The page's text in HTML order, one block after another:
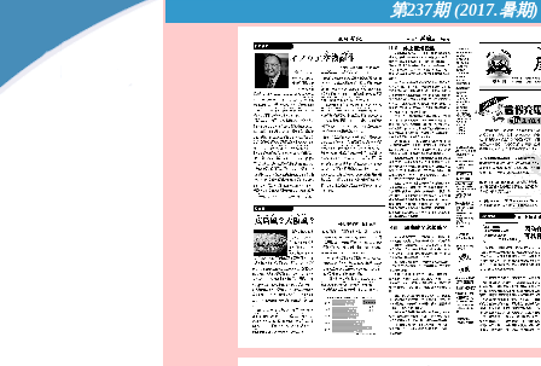
第237期 (2017.暑期)